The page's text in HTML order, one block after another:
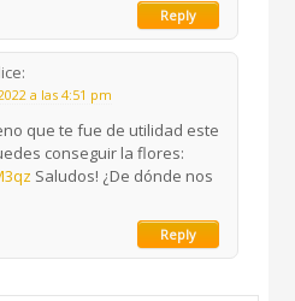
Reply
a las 4:51 pm
que te fue de utilidad este
conseguir la flores:
Saludos! ¿De dónde nos
Reply